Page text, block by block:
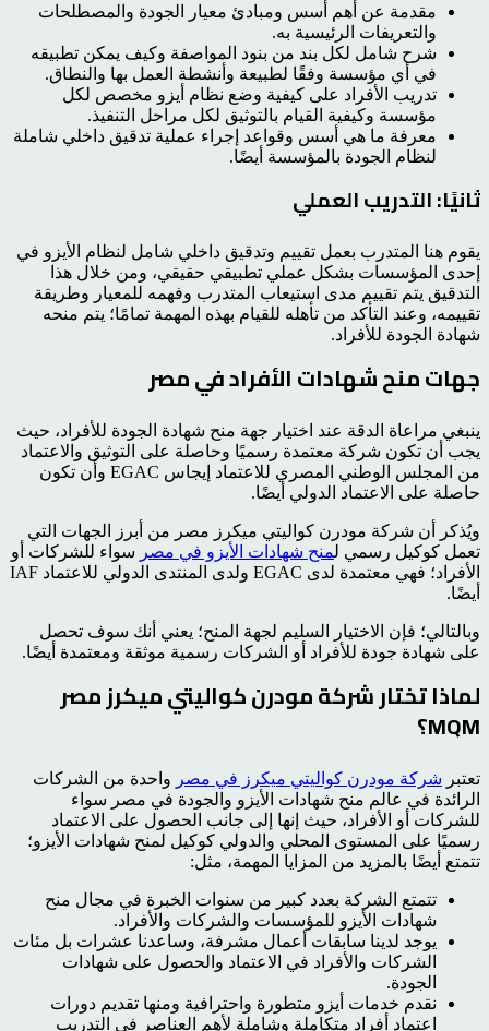
مقدمة عن أهم أسس ومبادئ معيار الجودة والمصطلحات
والتعريفات الرئيسية به.
شرح شامل لكل بند من بنود المواصفة وكيف يمكن تطبيقه
في أي مؤسسة وفقًا لطبيعة وأنشطة العمل بها والنطاق.
تدريب الأفراد على كيفية وضع نظام أيزو مخصص لكل
مؤسسة وكيفية القيام بالتوثيق لكل مراحل التنفيذ.
معرفة ما هي أسس وقواعد إجراء عملية تدقيق داخلي شاملة
لنظام الجودة بالمؤسسة أيضًا.
ثانيًا: التدريب العملي
يقوم هنا المتدرب بعمل تقييم وتدقيق داخلي شامل لنظام الأيزو في
إحدى المؤسسات بشكل عملي تطبيقي حقيقي، ومن خلال هذا
التدقيق يتم تقييم مدى استيعاب المتدرب وفهمه للمعيار وطريقة
تقييمه، وعند التأكد من تأهله للقيام بهذه المهمة تمامًا؛ يتم منحه
شهادة الجودة للأفراد.
جهات منح شهادات الأفراد في مصر
ينبغي مراعاة الدقة عند اختيار جهة منح شهادة الجودة للأفراد، حيث
يجب أن تكون شركة معتمدة رسميًا وحاصلة على التوثيق والاعتماد
من المجلس الوطني المصري للاعتماد إيجاس EGAC وأن تكون
حاصلة على الاعتماد الدولي أيضًا.
ويُذكر أن شركة مودرن كواليتي ميكرز مصر من أبرز الجهات التي
تعمل كوكيل رسمي لمنح شهادات الأيزو في مصر سواء للشركات أو
الأفراد؛ فهي معتمدة لدى EGAC ولدى المنتدى الدولي للاعتماد IAF
أيضًا.
وبالتالي؛ فإن الاختيار السليم لجهة المنح؛ يعني أنك سوف تحصل
على شهادة جودة للأفراد أو الشركات رسمية موثقة ومعتمدة أيضًا.
لماذا تختار شركة مودرن كواليتي ميكرز مصر
MQM؟
تعتبر شركة مودرن كواليتي ميكرز في مصر واحدة من الشركات
الرائدة في عالم منح شهادات الأيزو والجودة في مصر سواء
للشركات أو الأفراد، حيث إنها إلى جانب الحصول على الاعتماد
رسميًا على المستوى المحلي والدولي كوكيل لمنح شهادات الأيزو؛
تتمتع أيضًا بالمزيد من المزايا المهمة، مثل:
تتمتع الشركة بعدد كبير من سنوات الخبرة في مجال منح
شهادات الأيزو للمؤسسات والشركات والأفراد.
يوجد لدينا سابقات أعمال مشرفة، وساعدنا عشرات بل مئات
الشركات والأفراد في الاعتماد والحصول على شهادات
الجودة.
نقدم خدمات أيزو متطورة واحترافية ومنها تقديم دورات
اعتماد أفراد متكاملة وشاملة لأهم العناصر في التدريب